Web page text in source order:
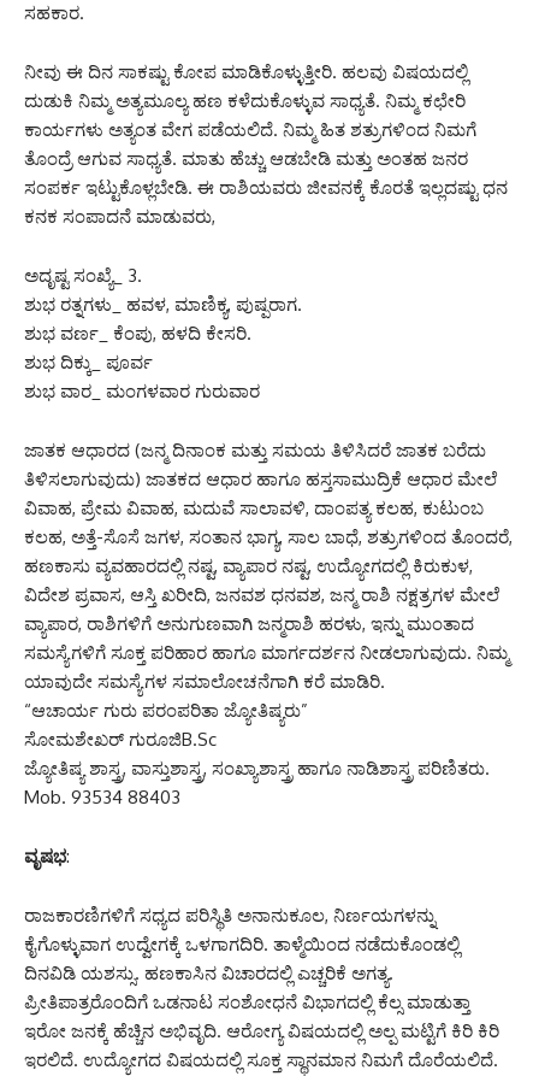
ಸಹಕಾರ.
ನೀವು ಈ ದಿನ ಸಾಕಷ್ಟು ಕೋಪ ಮಾಡಿಕೊಳ್ಳುತ್ತೀರಿ. ಹಲವು ವಿಷಯದಲ್ಲಿ
ದುಡುಕಿ ನಿಮ್ಮ ಅತ್ಯಮೂಲ್ಯ ಹಣ ಕಳೆದುಕೊಳ್ಳುವ ಸಾಧ್ಯತೆ. ನಿಮ್ಮ ಕಛೇರಿ
ಕಾರ್ಯಗಳು ಅತ್ಯಂತ ವೇಗ ಪಡೆಯಲಿದೆ. ನಿಮ್ಮ ಹಿತ ಶತ್ರುಗಳಿಂದ ನಿಮಗೆ
ತೊಂದ್ರೆ ಆಗುವ ಸಾಧ್ಯತೆ. ಮಾತು ಹೆಚ್ಚು ಆಡಬೇಡಿ ಮತ್ತು ಅಂತಹ ಜನರ
ಸಂಪರ್ಕ ಇಟ್ಟುಕೊಳ್ಲಬೇಡಿ. ಈ ರಾಶಿಯವರು ಜೀವನಕ್ಕೆ ಕೊರತೆ ಇಲ್ಲದಷ್ಟು ಧನ
ಕನಕ ಸಂಪಾದನೆ ಮಾಡುವರು,
ಅದೃಷ್ಟ ಸಂಖ್ಯೆ_ 3.
ಶುಭ ರತ್ನಗಳು_ ಹವಳ, ಮಾಣಿಕ್ಯ, ಪುಷ್ಪರಾಗ.
ಶುಭ ವರ್ಣ_ ಕೆಂಪು, ಹಳದಿ ಕೇಸರಿ.
ಶುಭ ದಿಕ್ಕು_ ಪೂರ್ವ
ಶುಭ ವಾರ_ ಮಂಗಳವಾರ ಗುರುವಾರ
ಜಾತಕ ಆಧಾರದ (ಜನ್ಮ ದಿನಾಂಕ ಮತ್ತು ಸಮಯ ತಿಳಿಸಿದರೆ ಜಾತಕ ಬರೆದು
ತಿಳಿಸಲಾಗುವುದು) ಜಾತಕದ ಆಧಾರ ಹಾಗೂ ಹಸ್ತಸಾಮುದ್ರಿಕೆ ಆಧಾರ ಮೇಲೆ
ವಿವಾಹ, ಪ್ರೇಮ ವಿವಾಹ, ಮದುವೆ ಸಾಲಾವಳಿ, ದಾಂಪತ್ಯ ಕಲಹ, ಕುಟುಂಬ
ಕಲಹ, ಅತ್ತೆ-ಸೊಸೆ ಜಗಳ, ಸಂತಾನ ಭಾಗ್ಯ, ಸಾಲ ಬಾಧೆ, ಶತ್ರುಗಳಿಂದ ತೊಂದರೆ,
ಹಣಕಾಸು ವ್ಯವಹಾರದಲ್ಲಿ ನಷ್ಟ, ವ್ಯಾಪಾರ ನಷ್ಟ, ಉದ್ಯೋಗದಲ್ಲಿ ಕಿರುಕುಳ,
ವಿದೇಶ ಪ್ರವಾಸ, ಆಸ್ತಿ ಖರೀದಿ, ಜನವಶ ಧನವಶ, ಜನ್ಮ ರಾಶಿ ನಕ್ಷತ್ರಗಳ ಮೇಲೆ
ವ್ಯಾಪಾರ, ರಾಶಿಗಳಿಗೆ ಅನುಗುಣವಾಗಿ ಜನ್ಮರಾಶಿ ಹರಳು, ಇನ್ನು ಮುಂತಾದ
ಸಮಸ್ಯೆಗಳಿಗೆ ಸೂಕ್ತ ಪರಿಹಾರ ಹಾಗೂ ಮಾರ್ಗದರ್ಶನ ನೀಡಲಾಗುವುದು. ನಿಮ್ಮ
ಯಾವುದೇ ಸಮಸ್ಯೆಗಳ ಸಮಾಲೋಚನೆಗಾಗಿ ಕರೆ ಮಾಡಿರಿ.
“ಆಚಾರ್ಯ ಗುರು ಪರಂಪರಿತಾ ಜ್ಯೋತಿಷ್ಯರು”
ಸೋಮಶೇಖರ್ ಗುರೂಜಿB.Sc
ಜ್ಯೋತಿಷ್ಯ ಶಾಸ್ತ್ರ, ವಾಸ್ತುಶಾಸ್ತ್ರ, ಸಂಖ್ಯಾಶಾಸ್ತ್ರ ಹಾಗೂ ನಾಡಿಶಾಸ್ತ್ರ ಪರಿಣಿತರು.
Mob. 93534 88403
ವೃಷಭ:
ರಾಜಕಾರಣಿಗಳಿಗೆ ಸಧ್ಯದ ಪರಿಸ್ಥಿತಿ ಅನಾನುಕೂಲ, ನಿರ್ಣಯಗಳನ್ನು
ಕೈಗೊಳ್ಳುವಾಗ ಉದ್ವೇಗಕ್ಕೆ ಒಳಗಾಗದಿರಿ. ತಾಳ್ಮೆಯಿಂದ ನಡೆದುಕೊಂಡಲ್ಲಿ
ದಿನವಿಡಿ ಯಶಸ್ಸು. ಹಣಕಾಸಿನ ವಿಚಾರದಲ್ಲಿ ಎಚ್ಚರಿಕೆ ಅಗತ್ಯ.
ಪ್ರೀತಿಪಾತ್ರರೊಂದಿಗೆ ಒಡನಾಟ ಸಂಶೋಧನೆ ವಿಭಾಗದಲ್ಲಿ ಕೆಲ್ಸ ಮಾಡುತ್ತಾ
ಇರೋ ಜನಕ್ಕೆ ಹೆಚ್ಚಿನ ಅಭಿವೃದಿ. ಆರೋಗ್ಯ ವಿಷಯದಲ್ಲಿ ಅಲ್ಪ ಮಟ್ಟಿಗೆ ಕಿರಿ ಕಿರಿ
ಇರಲಿದೆ. ಉದ್ಯೋಗದ ವಿಷಯದಲ್ಲಿ ಸೂಕ್ತ ಸ್ಥಾನಮಾನ ನಿಮಗೆ ದೊರೆಯಲಿದೆ.